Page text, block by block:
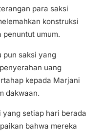
para saksi
konstruksi
penuntut umum.
pun saksi yang
uang
kepada Marjani
dakwaan.
yang setiap hari berada
bahwa mereka